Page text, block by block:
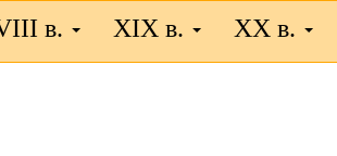
в. XIX в. XX в.